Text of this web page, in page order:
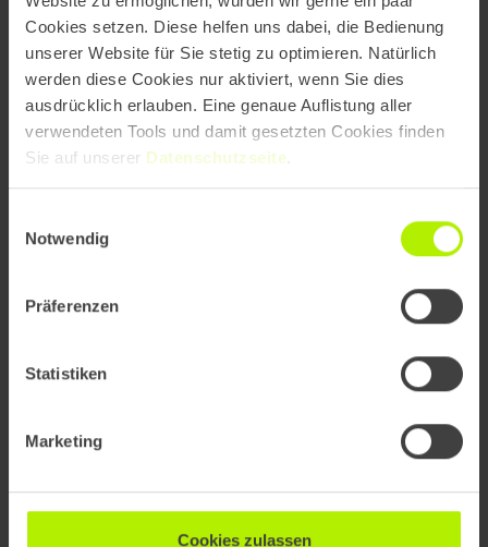
Cookies setzen. Diese helfen uns dabei, die Bedienung
unserer Website für Sie stetig zu optimieren. Natürlich
werden diese Cookies nur aktiviert, wenn Sie dies
ausdrücklich erlauben. Eine genaue Auflistung aller
verwendeten Tools und damit gesetzten Cookies finden
Sie auf unserer Datenschutzseite
Notwendig
Präferenzen
Statistiken
Marketing
Cookies zulassen